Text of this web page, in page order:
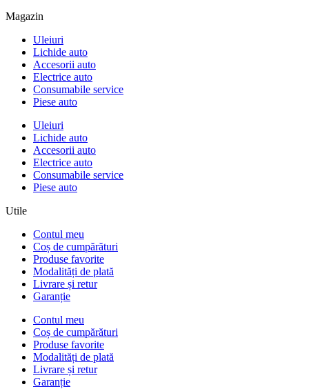
Magazin
Uleiuri
Lichide auto
Accesorii auto
Electrice auto
Consumabile service
Piese auto
Uleiuri
Lichide auto
Accesorii auto
Electrice auto
Consumabile service
Piese auto
Utile
Contul meu
Coș de cumpărături
Produse favorite
Modalități de plată
Livrare și retur
Garanție
Contul meu
Coș de cumpărături
Produse favorite
Modalități de plată
Livrare și retur
Garanție